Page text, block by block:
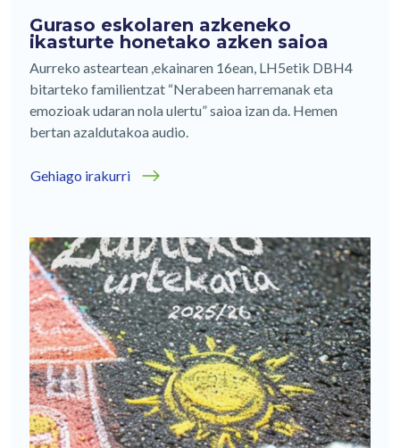
Guraso eskolaren azkeneko
ikasturte honetako azken saioa
Aurreko asteartean ,ekainaren 16ean, LH5etik DBH4
bitarteko familientzat “Nerabeen harremanak eta
emozioak udaran nola ulertu” saioa izan da. Hemen
bertan azaldutakoa audio.
Gehiago irakurri